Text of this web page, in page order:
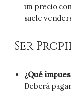
un precio
suele
Ser
¿Qué
Deberá